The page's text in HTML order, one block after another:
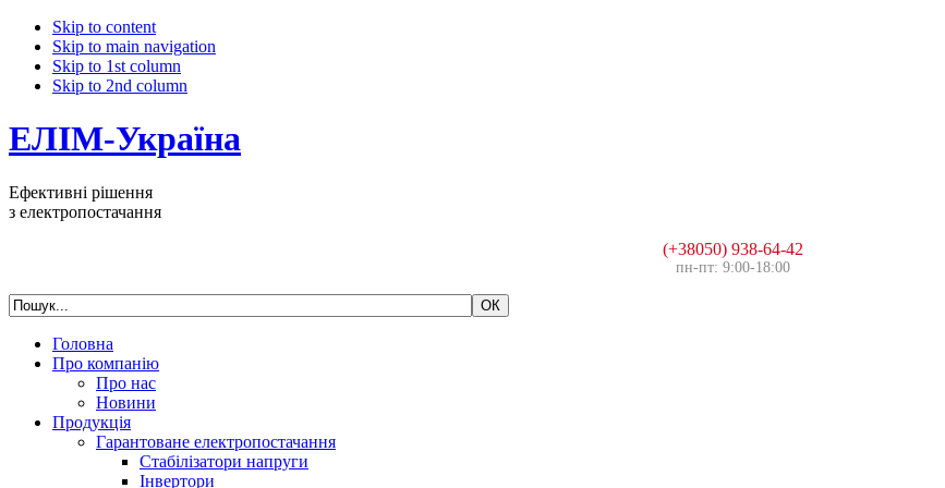
Skip to content
Skip to main navigation
Skip to 1st column
Skip to 2nd column
ЕЛІМ-Україна
Ефективні рішення
з електропостачання
(+38050) 938-64-42
пн-пт: 9:00-18:00
Головна
Про компанію
Про нас
Новини
Продукція
Гарантоване електропостачання
Стабілізатори напруги
Інвертори